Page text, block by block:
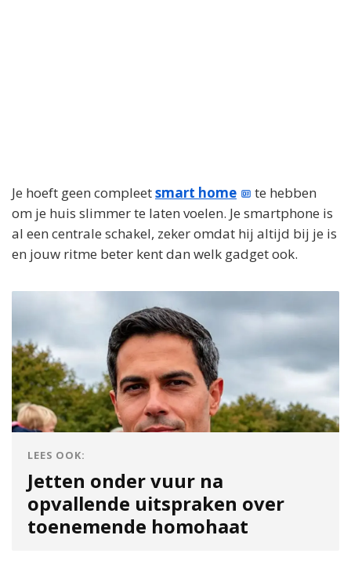
Je hoeft geen compleetsmart home
te hebben
om je huis slimmer te laten voelen. Je smartphone is
al een centrale schakel, zeker omdat hij altijd bij je is
en jouw ritme beter kent dan welk gadget ook.
LEES OOK:
Jetten onder vuur na
opvallende uitspraken over
toenemende homohaat